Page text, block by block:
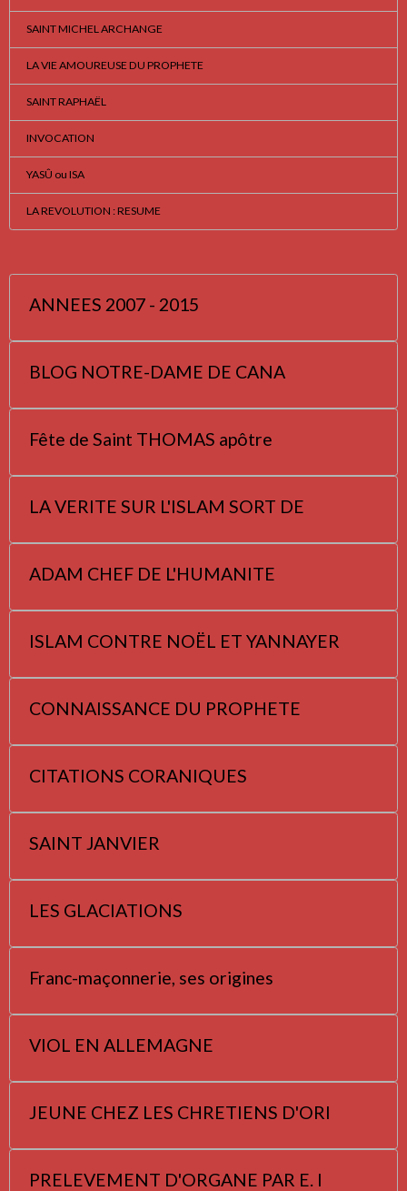
SAINT MICHEL ARCHANGE
LA VIE AMOUREUSE DU PROPHETE
SAINT RAPHAËL
INVOCATION
YASÛ ou ISA
LA REVOLUTION : RESUME
ANNEES 2007 - 2015
BLOG NOTRE-DAME DE CANA
Fête de Saint THOMAS apôtre
LA VERITE SUR L'ISLAM SORT DE
ADAM CHEF DE L'HUMANITE
ISLAM CONTRE NOËL ET YANNAYER
CONNAISSANCE DU PROPHETE
CITATIONS CORANIQUES
SAINT JANVIER
LES GLACIATIONS
Franc-maçonnerie, ses origines
VIOL EN ALLEMAGNE
JEUNE CHEZ LES CHRETIENS D'ORI
PRELEVEMENT D'ORGANE PAR E. I